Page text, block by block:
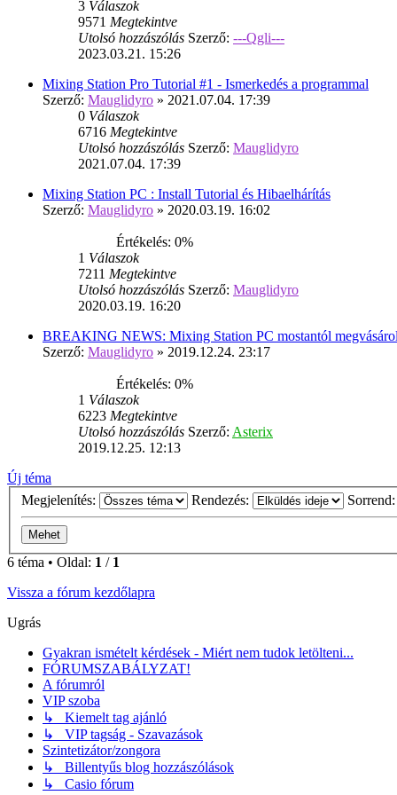
3 Válaszok
9571 Megtekintve
Utolsó hozzászólás Szerző: ---Qgli---
2023.03.21. 15:26
Mixing Station Pro Tutorial #1 - Ismerkedés a programmal
Szerző: Mauglidyro » 2021.07.04. 17:39
0 Válaszok
6716 Megtekintve
Utolsó hozzászólás Szerző: Mauglidyro
2021.07.04. 17:39
Mixing Station PC : Install Tutorial és Hibaelhárítás
Szerző: Mauglidyro » 2020.03.19. 16:02
Értékelés: 0%
1 Válaszok
7211 Megtekintve
Utolsó hozzászólás Szerző: Mauglidyro
2020.03.19. 16:20
BREAKING NEWS: Mixing Station PC mostantól
Szerző: Mauglidyro » 2019.12.24. 23:17
Értékelés: 0%
1 Válaszok
6223 Megtekintve
Utolsó hozzászólás Szerző: Asterix
2019.12.25. 12:13
Új téma
Megjelenítés:
Rendezés:
6 téma • Oldal: 1 / 1
Vissza a fórum kezdőlapra
Ugrás
Gyakran ismételt kérdések - Miért nem tudok letölteni...
FÓRUMSZABÁLYZAT!
A fórumról
VIP szoba
↳ Kiemelt tag ajánló
↳ VIP tagság - Szavazások
Szintetizátor/zongora
↳ Billentyűs blog hozzászólások
↳ Casio fórum